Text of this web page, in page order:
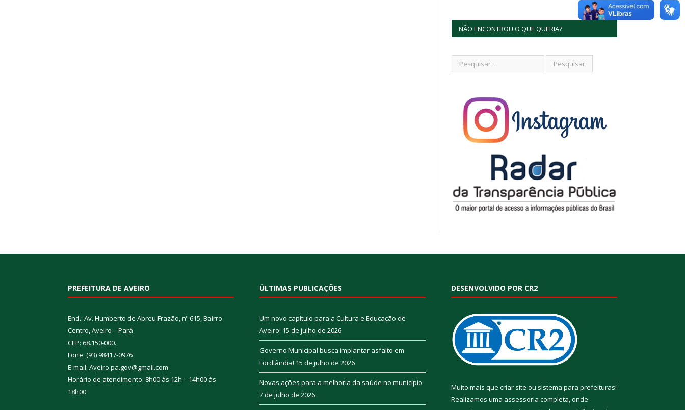
NÃO ENCONTROU O QUE QUERIA?
PREFEITURA DE AVEIRO
End.: Av. Humberto de Abreu Frazão, nº 615, Bairro
Centro, Aveiro – Pará
CEP: 68.150-000.
Fone: (93) 98417-0976
E-mail: Aveiro.pa.gov@gmail.com
Horário de atendimento: 8h00 às 12h – 14h00 às
18h00
ÚLTIMAS PUBLICAÇÕES
Um novo capítulo para a Cultura e Educação de
Aveiro! 15 de julho de 2026
Governo Municipal busca implantar asfalto em
Fordlândia! 15 de julho de 2026
Novas ações para a melhoria da saúde no município
7 de julho de 2026
DESENVOLVIDO POR CR2
Muito mais que criar site ou sistema para prefeituras!
Realizamos uma assessoria completa, onde